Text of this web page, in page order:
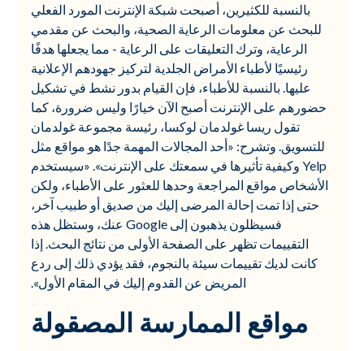
بالنسبة للكثيرين، أصبحت شبكة الإنترنت المورد الفعلي
للبحث عن معلومات الرعاية الصحية، والبحث عن مقدمي
الرعاية، وترك التعليقات على الرعاية - مما يجعلها هدفًا
رئيسيًا لأطباء الأمراض الجلدية لتركيز جهودهم الإعلانية
عليها. بالنسبة للأطباء، فإن القيام بدور نشط في تشكيل
حضورهم على الإنترنت أصبح الآن خيارًا وليس ضرورة، كما
تقول ريسا غولدمان لوكسا، رئيسة مجموعة غولدمان
للتسويق. وتشرح: «أحد المجالات المهمة جدًا هو مواقع مثل
Yelp وكيفية تأثيرها في سمعتك على الإنترنت». «سيستخدم
الأشخاص مواقع المراجعة وحدها للعثور على الأطباء، ولكن
حتى إذا تمت إحالة المرضى إليك من صديق أو طبيب آخر،
فسيظلون يذهبون إلى Google عنك، وستظل هذه
التقييمات تظهر على الصفحة الأولى من نتائج البحث. إذا
كانت لديك تقييمات سيئة بالنجوم، فقد يؤدي ذلك إلى ردع
المريض عن القدوم إليك في المقام الأول».
مواقع الممارسة المصقولة